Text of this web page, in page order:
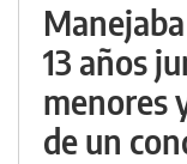
13 años
menores
de un